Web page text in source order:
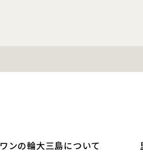
ワンの輪大三島について